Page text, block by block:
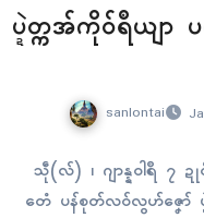
ပ္ဍဲတ္ကအ်ကိုဝ်ရဳယျာ
sanlontai
သဵု(လ်) ၊ ဂျာန္နဝါရဳ ၇ ဍု
တေံ ပန်စုတ်လဝ်လွဟ်ဇၞော် ပ္